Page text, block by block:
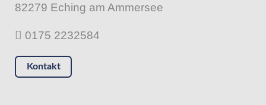
82279 Eching am Ammersee
0175 2232584
Kontakt